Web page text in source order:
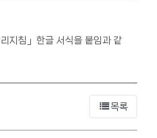
지침」한글 서식을 붙임과 같
목록